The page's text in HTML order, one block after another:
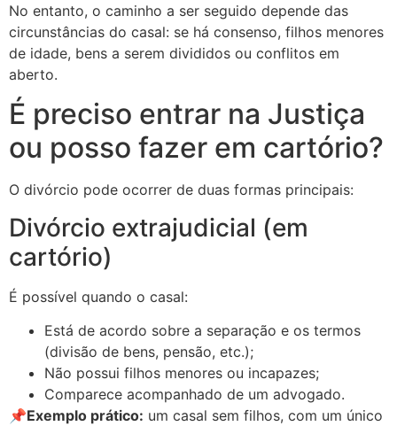
No entanto, o caminho a ser seguido depende das
circunstâncias do casal: se há consenso, filhos menores
de idade, bens a serem divididos ou conflitos em
aberto.
É preciso entrar na Justiça
ou posso fazer em cartório?
O divórcio pode ocorrer de duas formas principais:
Divórcio extrajudicial (em
cartório)
É possível quando o casal:
Está de acordo sobre a separação e os termos
(divisão de bens, pensão, etc.);
Não possui filhos menores ou incapazes;
Comparece acompanhado de um advogado.
📌Exemplo prático: um casal sem filhos, com um único